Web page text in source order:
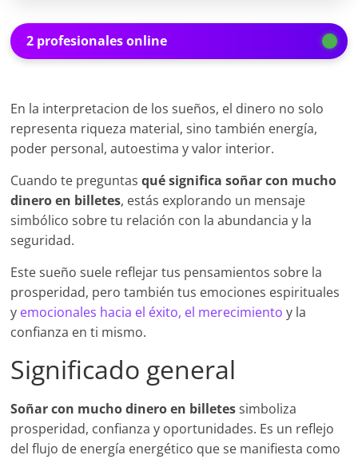
2 profesionales online
En la interpretacion de los sueños, el dinero no solo
representa riqueza material, sino también energía,
poder personal, autoestima y valor interior.
Cuando te preguntasqué significa soñar con mucho
dinero en billetes, estás explorando un mensaje
simbólico sobre tu relación con la abundancia y la
seguridad.
Este sueño suele reflejar tus pensamientos sobre la
prosperidad, pero también tus emociones espirituales
y emocionales hacia el éxito, el merecimiento y la
confianza en ti mismo.
Significado general
Soñar con mucho dinero en billetessimboliza
prosperidad, confianza y oportunidades. Es un reflejo
del flujo de energía energético que se manifiesta como